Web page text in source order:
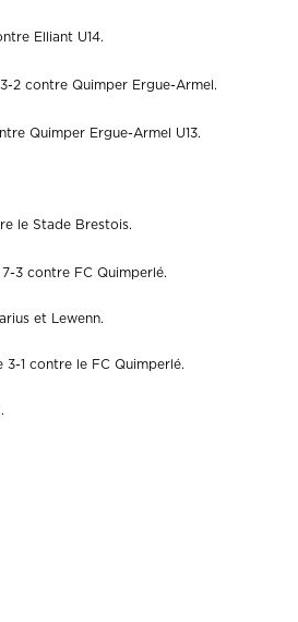
Elliant U14.
2 contre Quimper Ergue-Armel.
Quimper Ergue-Armel U13.
le Stade Brestois.
7-3 contre FC Quimperlé.
et Lewenn.
3-1 contre le FC Quimperlé.